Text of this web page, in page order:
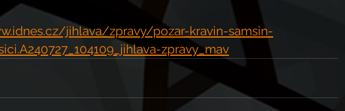
jihlava/zpravy/pozar-kravin-samsin-
zpravy_mav